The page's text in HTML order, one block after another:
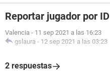
Reportar jugador por ID
Valencia - 11 sep 2021 a las 16:23
gslaura - 12 sep 2021 a las 03:23
2 respuestas